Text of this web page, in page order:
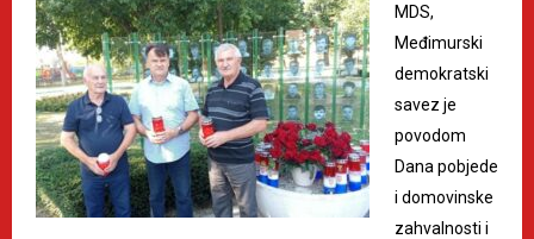
MDS,
Međimurski
demokratski
savez je
povodom
Dana pobjede
i domovinske
zahvalnosti i